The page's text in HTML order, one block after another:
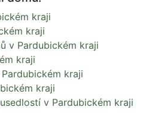
kraji
kraji
v Pardubickém kraji
kraji
kraji
kraji
v Pardubickém kraji